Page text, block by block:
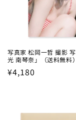
写真家 松岡⼀哲 撮影
光 南琴奈」（送料無料）
Regular
¥4,180